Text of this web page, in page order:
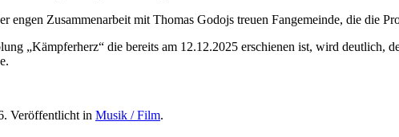
engen Zusammenarbeit mit Thomas Godojs treuen Fangemeinde, die die
„Kämpferherz“ die bereits am 12.12.2025 erschienen ist, wird deutlich,
. Veröffentlicht in Musik / Film.